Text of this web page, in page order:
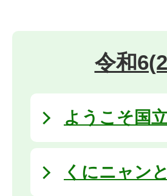
令和
ようこそ国
くにニャン